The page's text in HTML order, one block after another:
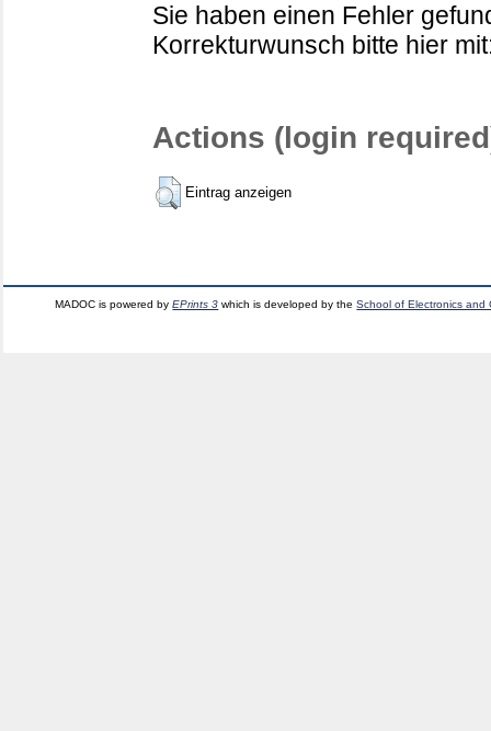
Sie haben einen Fehler
Korrekturwunsch bitte hier
Actions (login
Eintrag anzeigen
MADOC is powered byEPrints 3 which is developed by theSchool of Electronics and